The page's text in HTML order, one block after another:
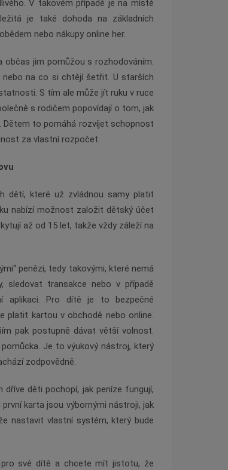
V takovém případě je na místě
je také dohoda na základních
nebo nákupy online her.
občas jim pomůžou s rozhodováním.
na co si chtějí šetřit. U starších
S tím ale může jít ruku v ruce
s rodičem popovídají o tom, jak
Dětem to pomáhá rozvíjet schopnost
za vlastní rozpočet.
dětí, které už zvládnou samy platit
nabízí možnost založit dětský účet
až od 15 let, takže vždy záleží na
penězi, tedy takovými, které nemá
transakce nebo v případě
aplikaci. Pro dítě je to bezpečné
platit kartou v obchodě nebo online.
pak postupně dávat větší volnost.
Je to výukový nástroj, který
zodpovědně.
dříve děti pochopí, jak peníze fungují,
karta jsou výbornými nástroji, jak
nastavit vlastní systém, který bude
pro své dítě a chcete mít jistotu, že